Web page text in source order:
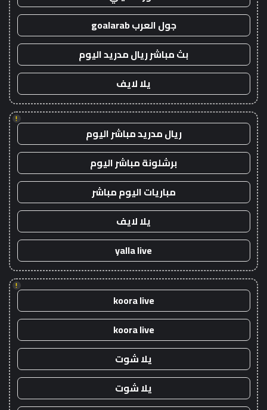
جول العرب goalarab
بث مباشر ريال مدريد اليوم
يلا لايف
!
ريال مدريد مباشر اليوم
برشلونة مباشر اليوم
مباريات اليوم مباشر
يلا لايف
yalla live
!
koora live
koora live
يلا شوت
يلا شوت